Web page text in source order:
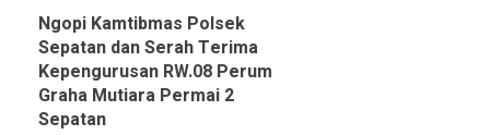
Ngopi Kamtibmas Polsek
Sepatan dan Serah Terima
Kepengurusan RW.08 Perum
Graha Mutiara Permai 2
Sepatan